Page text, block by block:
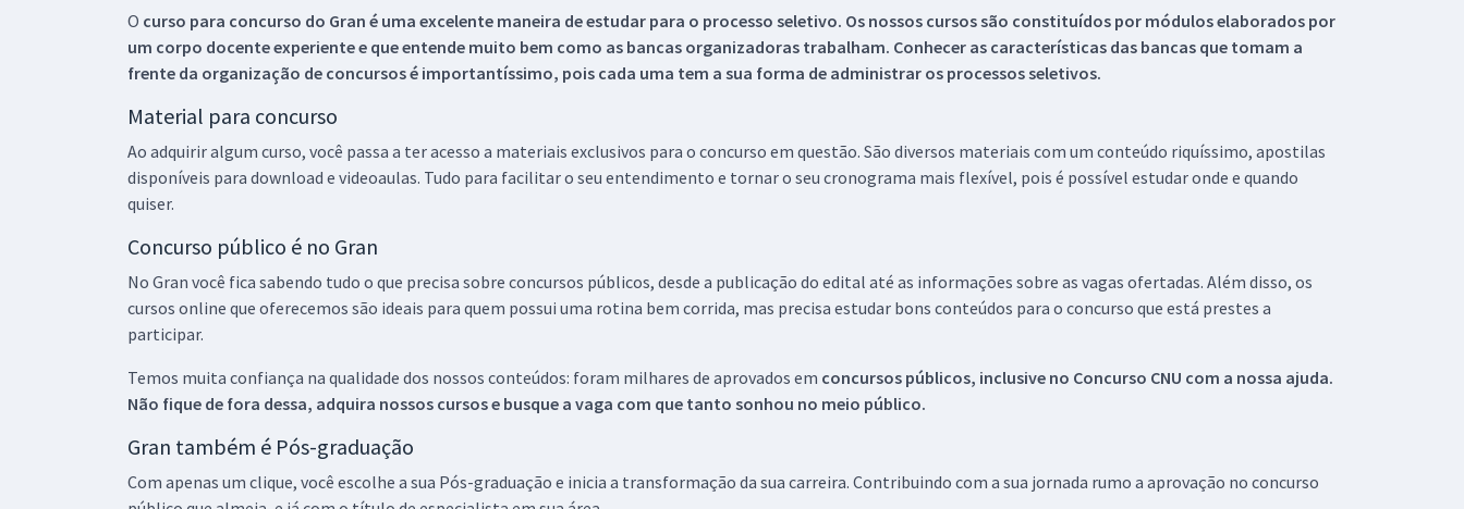
O curso para concurso do Gran é uma excelente maneira de estudar para o processo seletivo. Os nossos cursos são constituídos por módulos elaborados por
um corpo docente experiente e que entende muito bem como as bancas organizadoras trabalham. Conhecer as características das bancas que tomam a
frente da organização de concursos é importantíssimo, pois cada uma tem a sua forma de administrar os processos seletivos.
Material para concurso
Ao adquirir algum curso, você passa a ter acesso a materiais exclusivos para o concurso em questão. São diversos materiais com um conteúdo riquíssimo, apostilas
disponíveis para download e videoaulas. Tudo para facilitar o seu entendimento e tornar o seu cronograma mais flexível, pois é possível estudar onde e quando
quiser.
Concurso público é no Gran
No Gran você fica sabendo tudo o que precisa sobre concursos públicos, desde a publicação do edital até as informações sobre as vagas ofertadas. Além disso, os
cursos online que oferecemos são ideais para quem possui uma rotina bem corrida, mas precisa estudar bons conteúdos para o concurso que está prestes a
participar.
Temos muita confiança na qualidade dos nossos conteúdos: foram milhares de aprovados em concursos públicos, inclusive no Concurso CNU com a nossa ajuda.
Não fique de fora dessa, adquira nossos cursos e busque a vaga com que tanto sonhou no meio público.
Gran também é Pós-graduação
Com apenas um clique, você escolhe a sua Pós-graduação e inicia a transformação da sua carreira. Contribuindo com a sua jornada rumo a aprovação no concurso